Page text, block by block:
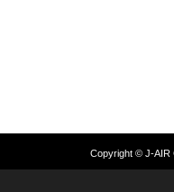
Copyright © J-AIR